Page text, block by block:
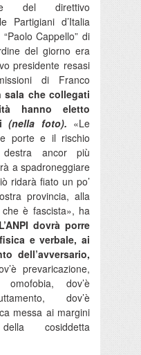
del direttivo
Partigiani d’Italia
Cappello” di
del giorno era
presidente resasi
di Franco
sala che collegati
hanno eletto
(nella foto). «Le
porte e il rischio
ancor più
a spadroneggiare
ridarà fiato un po’
provincia, alla
è fascista», ha
dovrà porre
e verbale, ai
dell’avversario,
prevaricazione,
omofobia, dov’è
dov’è
messa ai margini
cosiddetta